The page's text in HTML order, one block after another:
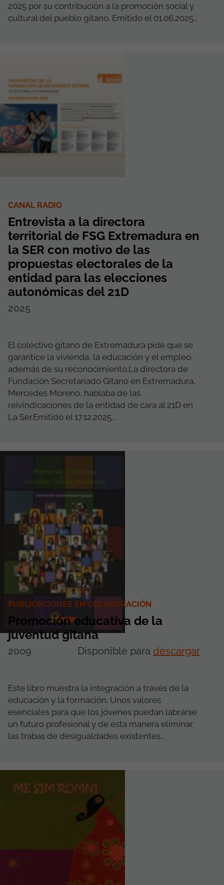
2025 por su contribución a la promoción social y
cultural del pueblo gitano. Emitido el 01.06.2025...
CANAL RADIO
Entrevista a la directora
territorial de FSG Extremadura en
la SER con motivo de las
propuestas electorales de la
entidad para las elecciones
autonómicas del 21D
2025
El colectivo gitano de Extremadura pide que se
garantice la vivienda, la educación y el empleo,
además de su reconocimiento.La directora de
Fundación Secretariado Gitano en Extremadura,
Mercedes Moreno, hablaba de las
reivindicaciones de la entidad de cara al 21D en
La Ser.Emitido el 17.12.2025...
PUBLICACIONES EN COLABORACIÓN
Promoción educativa de la
juventud gitana
2009 Disponible para descargar
Este libro muestra la integración a través de la
educación y la formación. Unos valores
esenciales para que los jóvenes puedan labrarse
un futuro profesional y de esta manera eliminar
las trabas de desigualdades existentes...